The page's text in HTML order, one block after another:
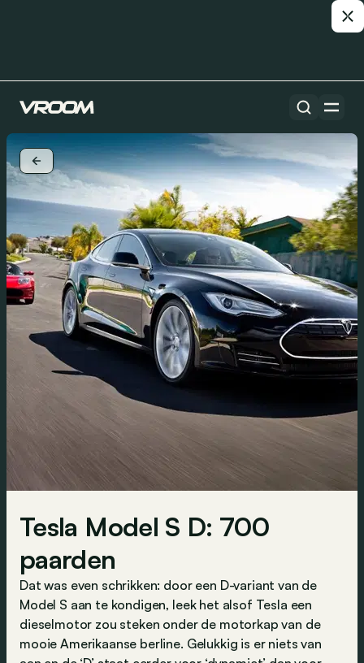
Tesla Model S D: 700
paarden
Dat was even schrikken: door een D-variant van de
Model S aan te kondigen, leek het alsof Tesla een
dieselmotor zou steken onder de motorkap van de
mooie Amerikaanse berline. Gelukkig is er niets van